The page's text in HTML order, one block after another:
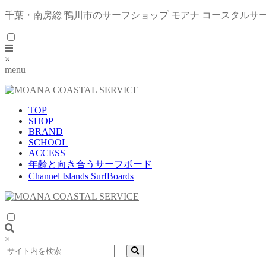
千葉・南房総 鴨川市のサーフショップ モアナ コースタルサ
×
menu
TOP
SHOP
BRAND
SCHOOL
ACCESS
年齢と向き合うサーフボード
Channel Islands SurfBoards
×